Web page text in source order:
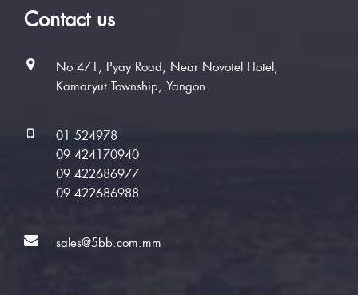
Contact us
No 471, Pyay Road, Near Novotel Hotel,
Kamaryut Township, Yangon.
01 524978
09 424170940
09 422686977
09 422686988
sales@5bb.com.mm